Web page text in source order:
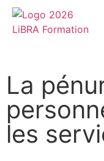
La
les